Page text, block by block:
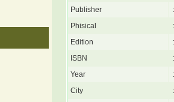
Publisher
:
Phisical
:
Edition
:
ISBN
:
Year
:
City
: